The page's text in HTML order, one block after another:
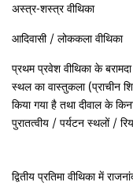
अस्त्र-शस्त्र वीथिका
आदिवासी / लोककला वीथिका
प्रथम प्रवेश वीथिका के
स्थल का वास्तुकला (प्राचीन
किया गया है तथा दीवाल के
पुरातत्वीय / पर्यटन स्थलों /
द्वितीय प्रतिमा वीथिका में